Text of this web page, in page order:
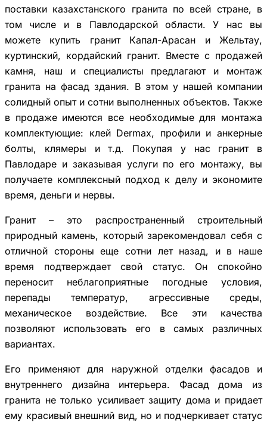
поставки казахстанского гранита по всей стране, в
том числе и в Павлодарской области. У нас вы
можете купить гранит Капал-Арасан и Жельтау,
куртинский, кордайский гранит. Вместе с продажей
камня, наш и специалисты предлагают и монтаж
гранита на фасад здания. В этом у нашей компании
солидный опыт и сотни выполненных объектов. Также
в продаже имеются все необходимые для монтажа
комплектующие: клей Dermax, профили и анкерные
болты, клямеры и т.д. Покупая у нас гранит в
Павлодаре и заказывая услуги по его монтажу, вы
получаете комплексный подход к делу и экономите
время, деньги и нервы.
Гранит – это распространенный строительный
природный камень, который зарекомендовал себя с
отличной стороны еще сотни лет назад, и в наше
время подтверждает свой статус. Он спокойно
переносит неблагоприятные погодные условия,
перепады температур, агрессивные среды,
механическое воздействие. Все эти качества
позволяют использовать его в самых различных
вариантах.
Его применяют для наружной отделки фасадов и
внутреннего дизайна интерьера. Фасад дома из
гранита не только усиливает защиту дома и придает
ему красивый внешний вид, но и подчеркивает статус